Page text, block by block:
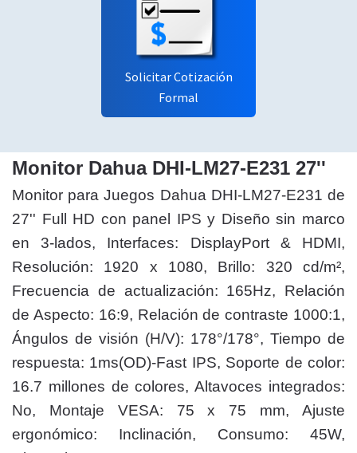
Solicitar Cotización
Formal
Monitor Dahua DHI-LM27-E231 27''
Monitor para Juegos Dahua DHI-LM27-E231 de
27'' Full HD con panel IPS y Diseño sin marco
en 3-lados, Interfaces: DisplayPort & HDMI,
Resolución: 1920 x 1080, Brillo: 320 cd/m²,
Frecuencia de actualización: 165Hz, Relación
de Aspecto: 16:9, Relación de contraste 1000:1,
Ángulos de visión (H/V): 178°/178°, Tiempo de
respuesta: 1ms(OD)-Fast IPS, Soporte de color:
16.7 millones de colores, Altavoces integrados:
No, Montaje VESA: 75 x 75 mm, Ajuste
ergonómico: Inclinación, Consumo: 45W,